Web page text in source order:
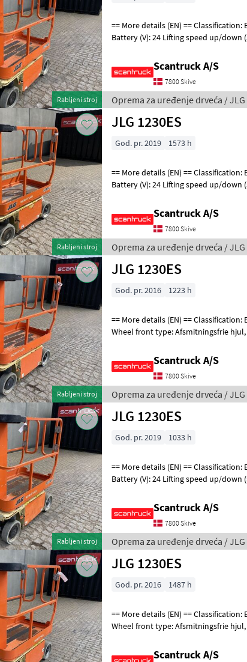
Rabljeni stroj
== More details (EN) == Classification: B Steering: 2 wheel steering
Battery (V): 24 Lifting speed up/down
Scantruck A/S
7800 Skive
Oprema za uređenje drveća / JLG
Rabljeni stroj
JLG 1230ES
God. pr. 2019 1573 h
== More details (EN) == Classification: B Steering: 2 wheel steering
Battery (V): 24 Lifting speed up/down
Scantruck A/S
7800 Skive
Oprema za uređenje drveća / JLG
Rabljeni stroj
JLG 1230ES
God. pr. 2016 1223 h
== More details (EN) == Classification: B Steering: 2 wheel steering
Wheel front type: Afsmitningsfrie hjul, str. 100 x 323 Wheel rear type:
Scantruck A/S
7800 Skive
Oprema za uređenje drveća / JLG
Rabljeni stroj
JLG 1230ES
God. pr. 2019 1033 h
== More details (EN) == Classification: B Steering: 2 wheel steering
Battery (V): 24 Lifting speed up/down
Scantruck A/S
7800 Skive
Oprema za uređenje drveća / JLG
JLG 1230ES
God. pr. 2016 1487 h
== More details (EN) == Classification: B Steering: 2 wheel steering
Wheel front type: Afsmitningsfrie hjul, str. 100 x 323 Wheel rear type:
Scantruck A/S